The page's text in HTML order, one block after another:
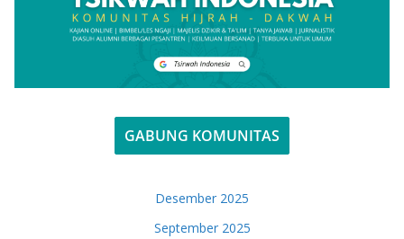
GABUNG KOMUNITAS
Desember 2025
September 2025